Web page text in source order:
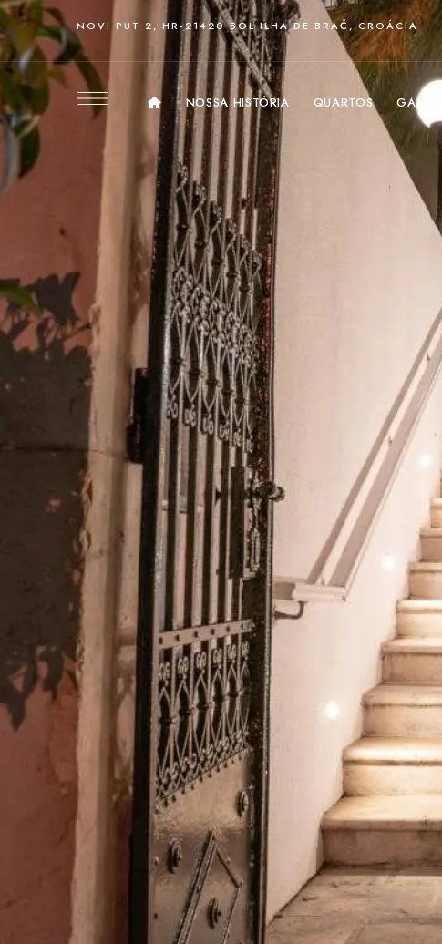
NOVI PUT 2, HR-21420 BOL ILHA DE BRAČ, CROÁCIA
NOSSA HISTÓRIA QUARTOS GALERIA